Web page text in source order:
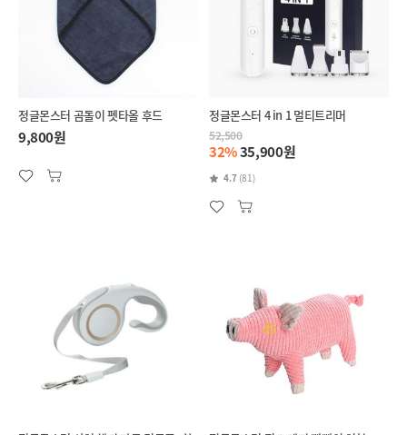
정글몬스터 곰돌이 펫타올 후드
9,800원
정글몬스터 4 in 1 멀티트리머
52,500
32%35,900원
4.7 (81)